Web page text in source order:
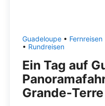
Guadeloupe • Fernreisen
• Rundreisen
Ein Tag auf
Grande-Terre